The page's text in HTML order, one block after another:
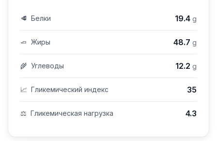
🥩 Белки 19.4 g
🧈 Жиры 48.7 g
🌾 Углеводы 12.2 g
📈 Гликемический индекс 35
⚖️ Гликемическая нагрузка 4.3